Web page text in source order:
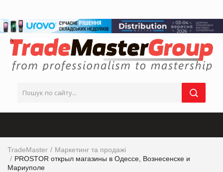
TradeMaster
Маркетинг та продажі
PROSTOR открыл магазины в Одессе, Вознесенске и
Мариуполе